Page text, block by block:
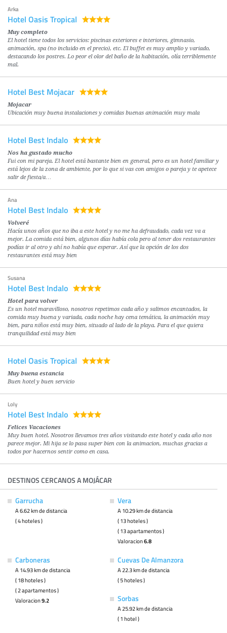
Arka
Hotel Oasis Tropical
Muy completo
El hotel tiene todos los servicios: piscinas exteriores e interiores, gimnasio,
animación, spa (no incluido en el precio), etc. El buffet es muy amplio y variado,
destacando los postres. Lo peor el olor del baño de la habitación, olía terriblemente
mal.
Hotel Best Mojacar
Mojacar
Ubicación muy buena instalaciones y comidas buenas animación muy mala
Hotel Best Indalo
Nos ha gustado mucho
Fui con mi pareja. El hotel está bastante bien en general, pero es un hotel familiar y
está lejos de la zona de ambiente, por lo que si vas con amigos o pareja y te apetece
salir de fiesta/a…
Ana
Hotel Best Indalo
Volveré
Hacía unos años que no iba a este hotel y no me ha defraudado, cada vez va a
mejor. La comida está bien, algunos días había cola pero al tener dos restaurantes
podías ir al otro y ahí no había que esperar. Así que la opción de los dos
restaurantes está muy bien
Susana
Hotel Best Indalo
Hotel para volver
Es un hotel maravilloso, nosotros repetimos cada año y salimos encantados, la
comida muy buena y variada, cada noche hay cena temática, la animación muy
bien, para niños está muy bien, situado al lado de la playa. Para el que quiera
tranquilidad está muy bien
Hotel Oasis Tropical
Muy buena estancia
Buen hotel y buen servicio
Loly
Hotel Best Indalo
Felices Vacaciones
Muy buen hotel. Nosotros llevamos tres años visitando este hotel y cada año nos
parece mejor. Mi hija se lo pasa super bien con la animacion, muchas gracias a
todos por hacernos sentir como en casa.
DESTINOS CERCANOS A MOJÁCAR
Garrucha
A 6.62 km de distancia
( 4 hoteles )
Vera
A 10.29 km de distancia
( 13 hoteles )
( 13 apartamentos )
Valoracion6.8
Carboneras
A 14.93 km de distancia
( 18 hoteles )
( 2 apartamentos )
Valoracion9.2
Cuevas De Almanzora
A 22.3 km de distancia
( 5 hoteles )
Sorbas
A 25.92 km de distancia
( 1 hotel )